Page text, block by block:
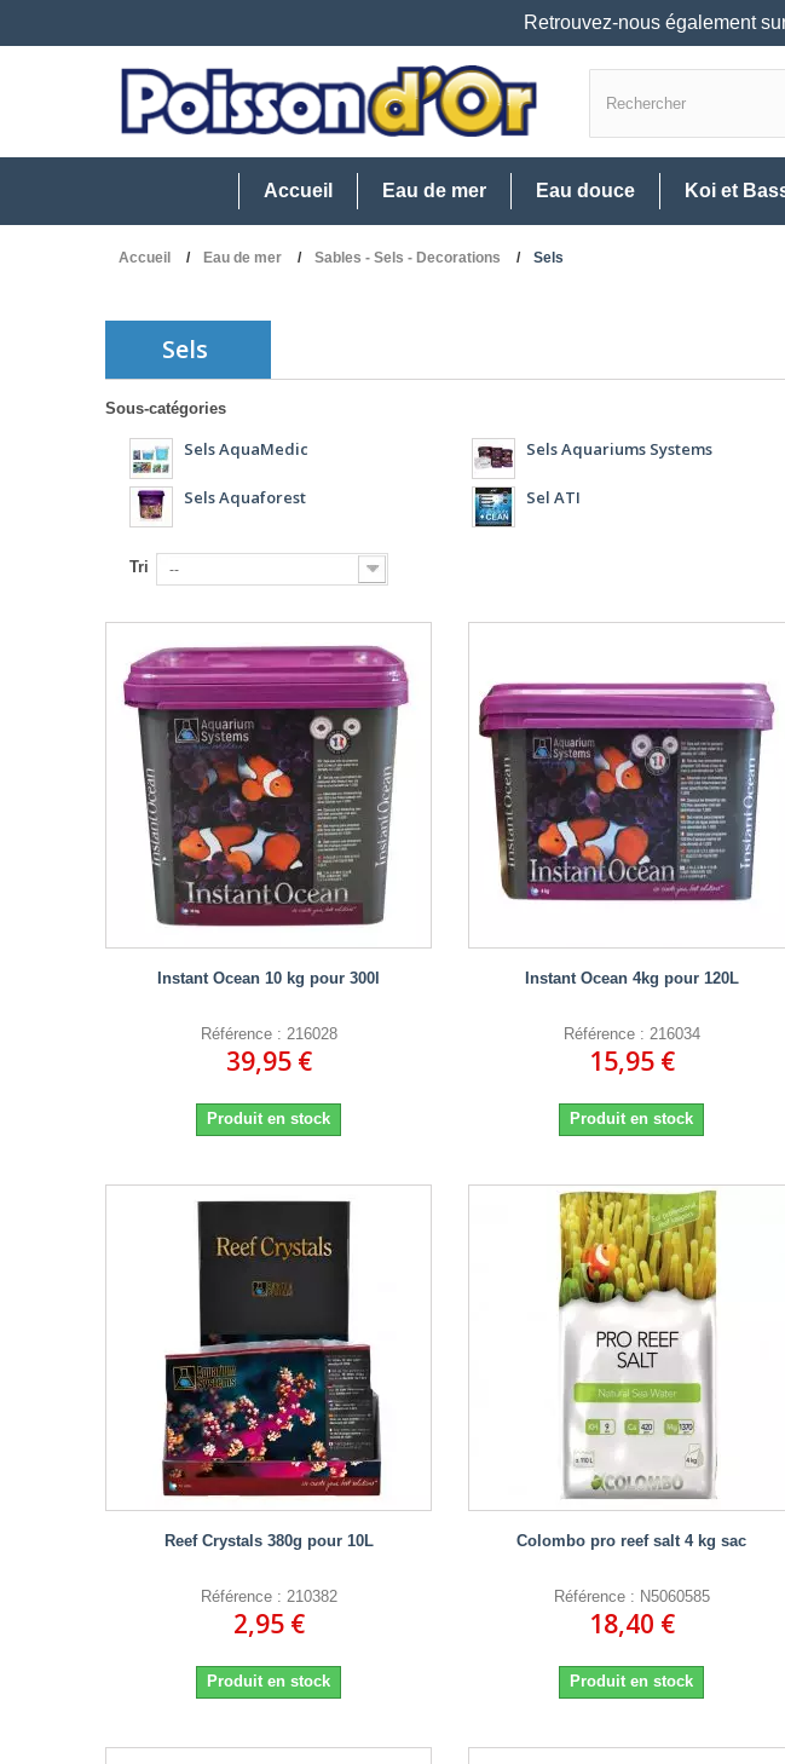
Retrouvez-nous également
Accueil Eau de mer Eau douce Koi et
Accueil Eau de mer Sables - Sels - Decorations Sels
Sels
Sous-catégories
Sels AquaMedic Sels Aquariums Systems
Sels Aquaforest Sel ATI
Tri --
Instant Ocean 10 kg pour 300l
Référence : 216028
39,95 €
Produit en stock
Instant Ocean 4kg pour 120L
Référence : 216034
15,95 €
Produit en stock
Reef Crystals 380g pour 10L
Référence : 210382
2,95 €
Produit en stock
Colombo pro reef salt 4 kg sac
Référence : N5060585
18,40 €
Produit en stock